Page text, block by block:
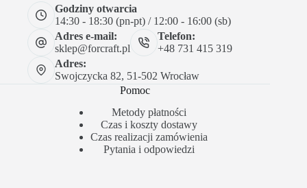
Godziny otwarcia
14:30 - 18:30 (pn-pt) / 12:00 - 16:00 (sb)
Adres e-mail:
sklep@forcraft.pl
Telefon:
+48 731 415 319
Adres:
Swojczycka 82, 51-502 Wrocław
Pomoc
Metody płatności
Czas i koszty dostawy
Czas realizacji zamówienia
Pytania i odpowiedzi